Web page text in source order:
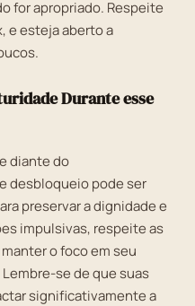
for apropriado. Respeite
e esteja aberto a
Durante esse
diante do
desbloqueio pode ser
preservar a dignidade e
impulsivas, respeite as
o foco em seu
se de que suas
significativamente a